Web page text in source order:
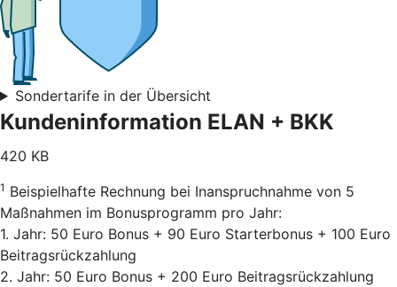
Sondertarife in der Übersicht
Kundeninformation ELAN + BKK
420 KB
1 Beispielhafte Rechnung bei Inanspruchnahme von 5
Maßnahmen im Bonusprogramm pro Jahr:
1. Jahr: 50 Euro Bonus + 90 Euro Starterbonus + 100 Euro
Beitragsrückzahlung
2. Jahr: 50 Euro Bonus + 200 Euro Beitragsrückzahlung